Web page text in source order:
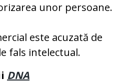
unor persoane.
este acuzată de
fals intelectual.
DNA